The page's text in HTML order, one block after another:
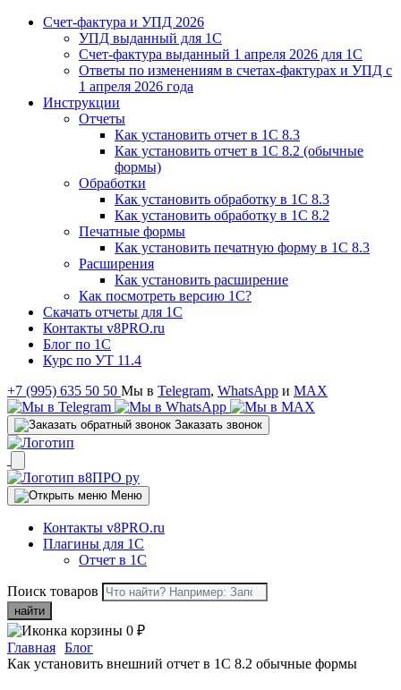
Счет-фактура и УПД 2026
УПД выданный для 1C
Счет-фактура выданный 1 апреля 2026 для 1C
Ответы по изменениям в счетах-фактурах и УПД с
1 апреля 2026 года
Инструкции
Отчеты
Как установить отчет в 1С 8.3
Как установить отчет в 1С 8.2 (обычные
формы)
Обработки
Как установить обработку в 1С 8.3
Как установить обработку в 1С 8.2
Печатные формы
Как установить печатную форму в 1С 8.3
Расширения
Как установить расширение
Как посмотреть версию 1С?
Скачать отчеты для 1С
Контакты v8PRO.ru
Блог по 1С
Курс по УТ 11.4
+7 (995) 635 50 50 Мы в Telegram, WhatsApp и MAX
Заказать звонок
Меню
Контакты v8PRO.ru
Плагины для 1С
Отчет в 1С
Поиск товаров
найти
0 ₽
Главная Блог
Как установить внешний отчет в 1С 8.2 обычные формы